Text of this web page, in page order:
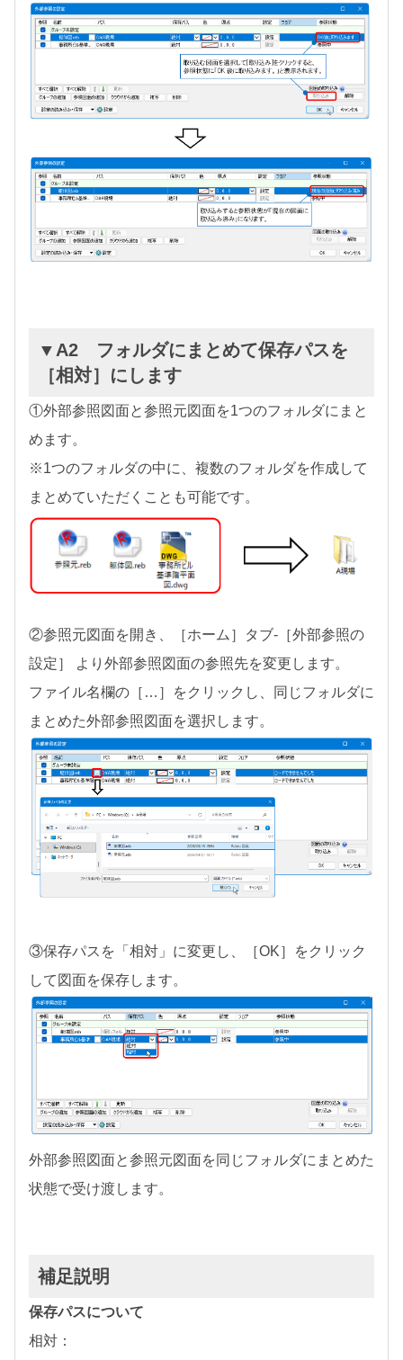
▼A2 フォルダにまとめて保存パスを
［相対］にします
①外部参照図面と参照元図面を1つのフォルダにまと
めます。
※1つのフォルダの中に、複数のフォルダを作成して
まとめていただくことも可能です。
②参照元図面を開き、［ホーム］タブ-［外部参照の
設定］ より外部参照図面の参照先を変更します。
ファイル名欄の［…］をクリックし、同じフォルダに
まとめた外部参照図面を選択します。
③保存パスを「相対」に変更し、［OK］をクリック
して図面を保存します。
外部参照図面と参照元図面を同じフォルダにまとめた
状態で受け渡します。
補足説明
保存パスについて
相対：